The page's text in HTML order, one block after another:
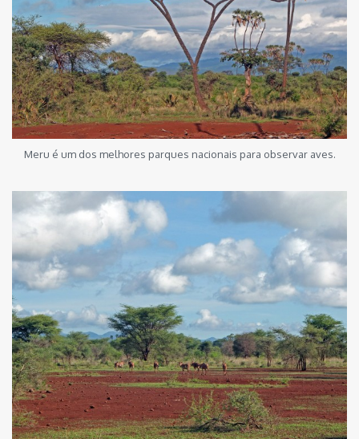
Meru é um dos melhores parques nacionais para observar aves.